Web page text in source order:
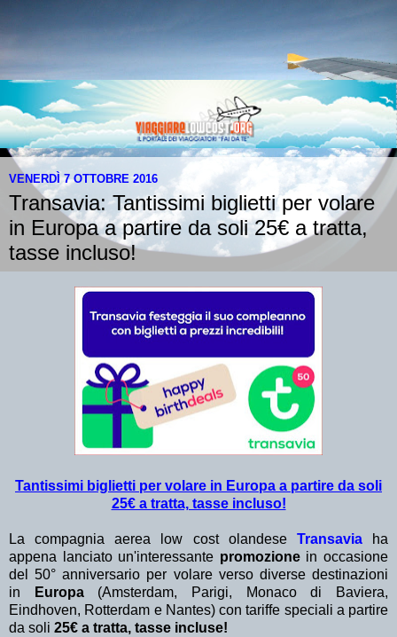
VENERDÌ 7 OTTOBRE 2016
Transavia: Tantissimi biglietti per volare
in Europa a partire da soli 25€ a tratta,
tasse incluso!
Tantissimi biglietti per volare in Europa a partire da soli
25€ a tratta, tasse incluso!
La compagnia aerea low cost olandese Transavia
ha
appena lanciato un'interessante promozione in occasione
del 50° anniversario per volare verso diverse destinazioni
in
Europa (Amsterdam, Parigi, Monaco di Baviera,
Eindhoven, Rotterdam e Nantes) con tariffe speciali a partire
da soli 25€ a tratta, tasse incluse!